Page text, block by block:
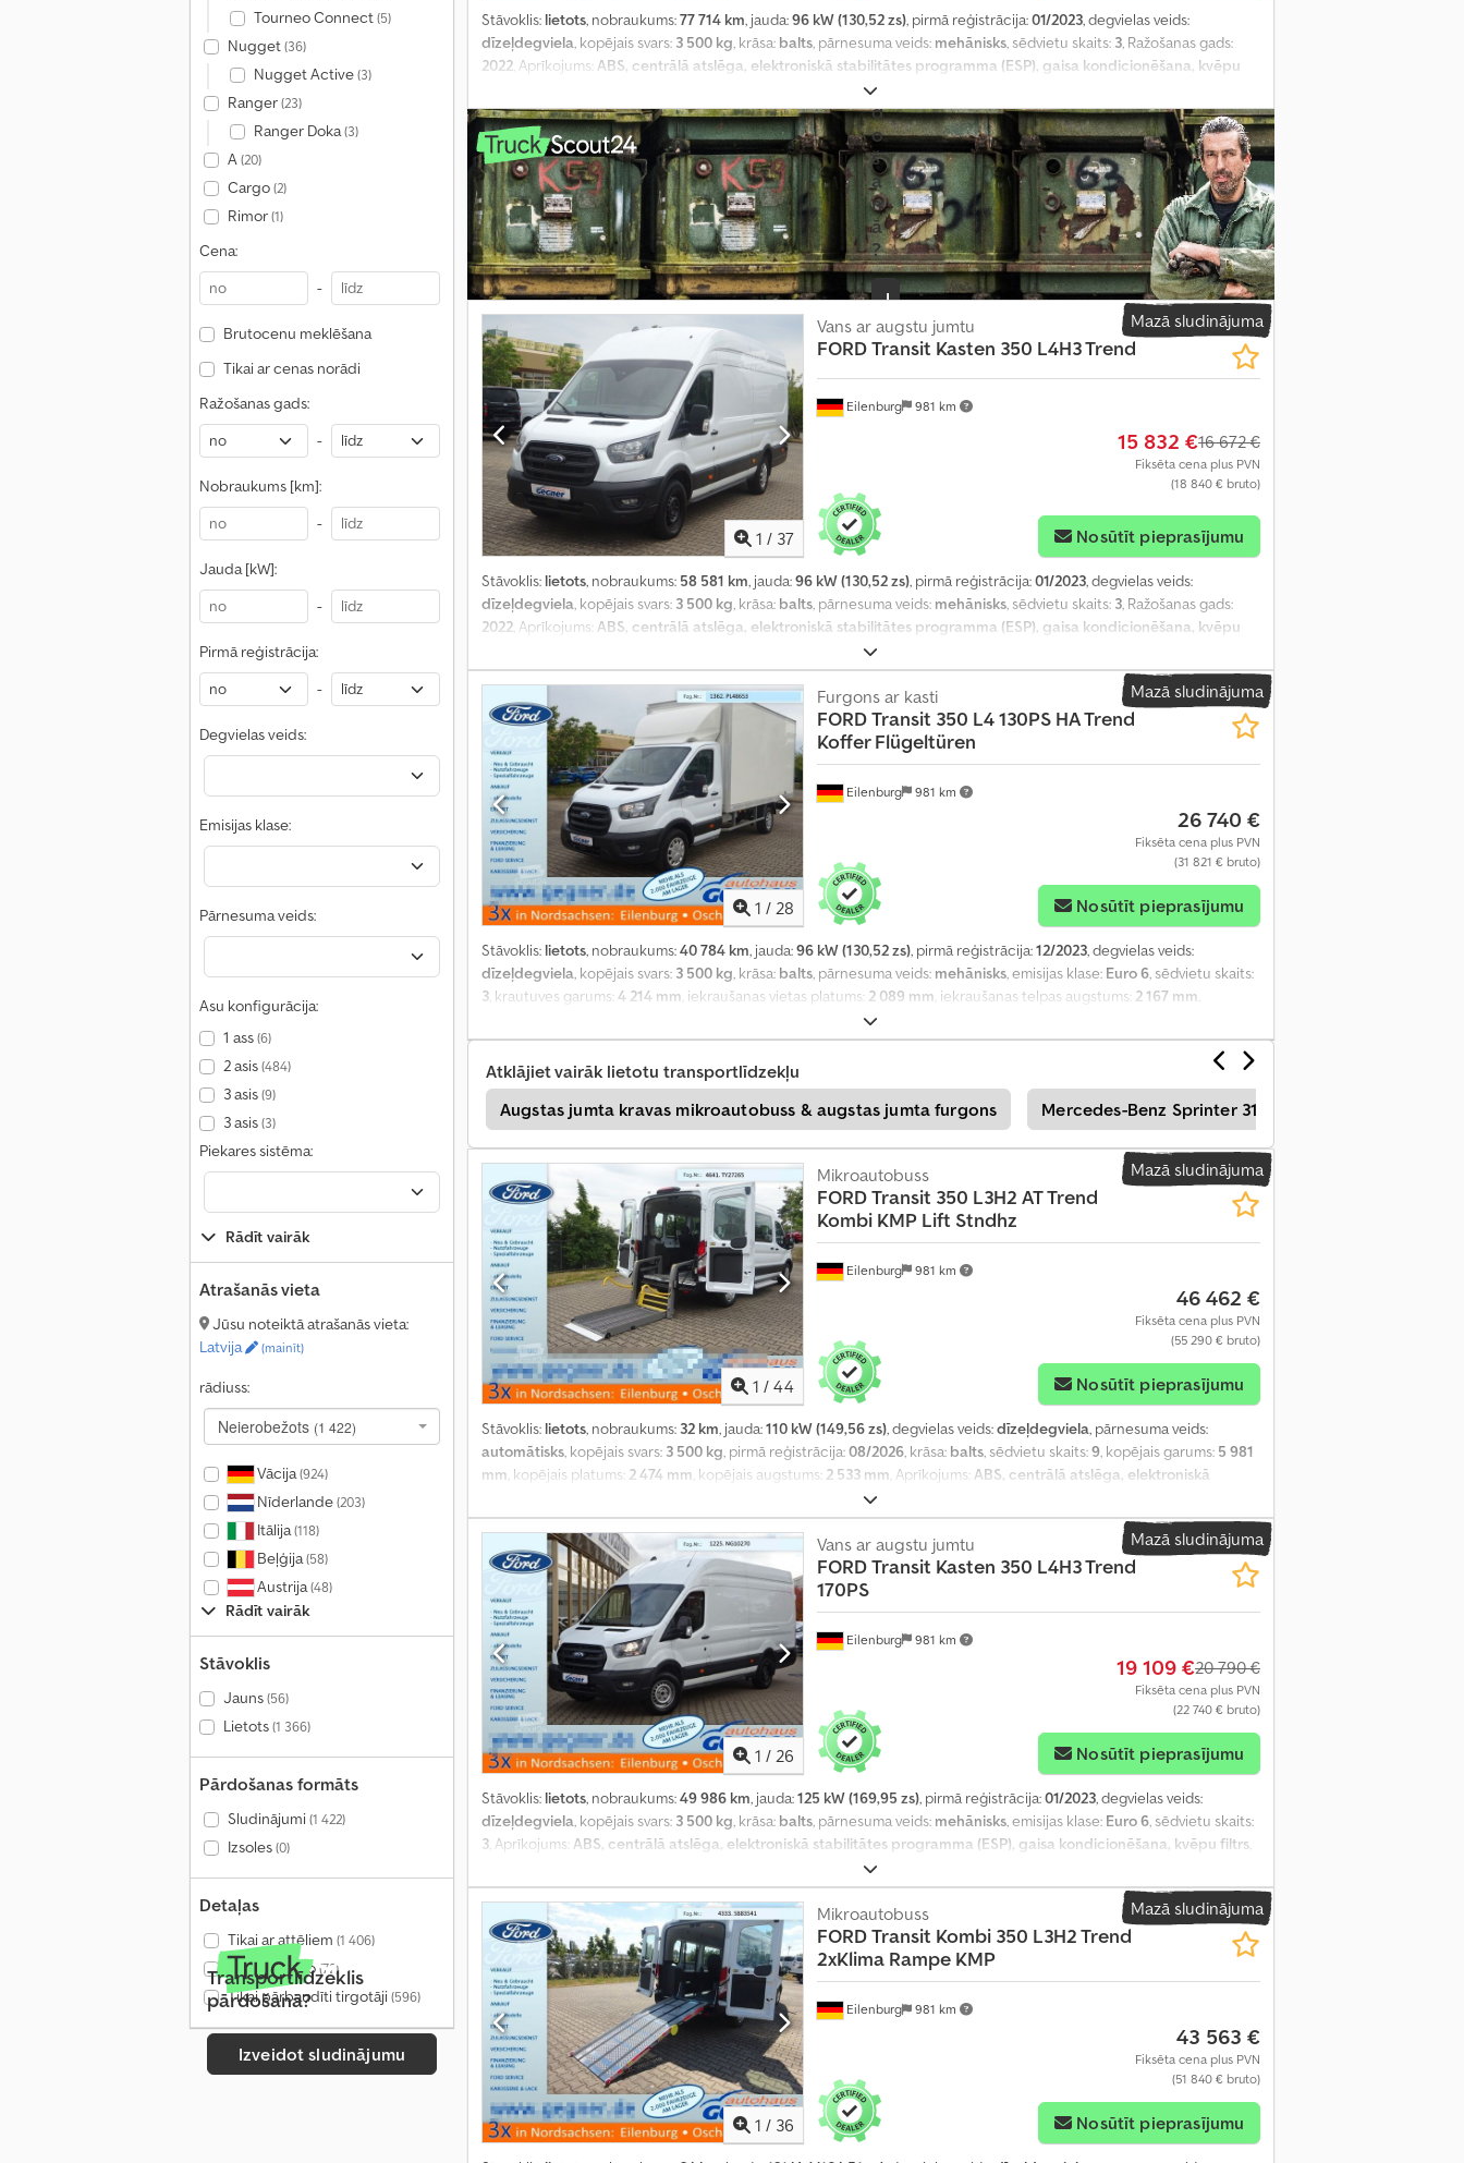
Tourneo Connect(5)
Nugget(36)
Nugget Active(3)
Ranger(23)
Ranger Doka(3)
A(20)
Cargo(2)
Rimor(1)
Cena:
-
Brutocenu meklēšana
Tikai ar cenas norādi
Ražošanas gads:
-
Nobraukums [km]:
-
Jauda [kW]:
-
Pirmā reģistrācija:
-
Degvielas veids:
Emisijas klase:
Pārnesuma veids:
Asu konfigurācija:
1 ass(6)
2 asis(484)
3 asis(9)
3 asis(3)
Piekares sistēma:
Rādīt vairāk
Atrašanās vieta
Jūsu noteiktā atrašanās vieta:
Latvija
(mainīt)
rādiuss:
Neierobežots (1 422)
Vācija(924)
Nīderlande(203)
Itālija(118)
Beļģija(58)
Austrija(48)
Rādīt vairāk
Stāvoklis
Jauns(56)
Lietots(1 366)
Pārdošanas formāts
Sludinājumi(1 422)
Izsoles(0)
Detaļas
Tikai ar attēliem (1 406)
Tikai ar video(72)
Tikai pārbaudīti tirgotāji(596)
Transportlīdzeklis
pārdošanā?
Izveidot sludinājumu
Stāvoklis: lietots, nobraukums:77 714 km, jauda:96 kW (130,52 zs), pirmā reģistrācija:01/2023, degvielas veids:
dīzeļdegviela, kopējais svars: 3 500 kg, krāsa: balts, pārnesuma veids: mehānisks, sēdvietu skaits: 3, Ražošanas gads:
2022, Aprīkojums: ABS, centrālā atslēga, elektroniskā stabilitātes programma (ESP), gaisa kondicionēšana, kvēpu
s
p
ā
r
d
o
š
a
n
ā
?
I
z
v
e
i
d
i
n
ā
j
u
m
u
Mazā sludinājuma
1 / 37
Eilenburg 981 km
Vans ar augstu jumtu
FORDTransit Kasten 350 L4H3 Trend
15 832 €16 672 €
Fiksēta cena plus PVN
(18 840 € bruto)
Nosūtīt pieprasījumu
Stāvoklis: lietots, nobraukums: 58 581 km, jauda:96 kW (130,52 zs), pirmā reģistrācija:01/2023, degvielas veids:
dīzeļdegviela , kopējais svars: 3 500 kg , krāsa: balts , pārnesuma veids: mehānisks , sēdvietu skaits: 3 , Ražošanas gads:
2022 , Aprīkojums: ABS, centrālā atslēga, elektroniskā stabilitātes programma (ESP), gaisa kondicionēšana, kvēpu
Mazā sludinājuma
1 / 28
Eilenburg 981 km
Furgons ar kasti
FORDTransit 350 L4 130PS HA Trend
Koffer Flügeltüren
26 740 €
Fiksēta cena plus PVN
(31 821 € bruto)
Nosūtīt pieprasījumu
Stāvoklis: lietots, nobraukums:40 784 km, jauda:96 kW (130,52 zs), pirmā reģistrācija:12/2023, degvielas veids:
dīzeļdegviela, kopējais svars: 3 500 kg, krāsa: balts, pārnesuma veids: mehānisks, emisijas klase: Euro 6, sēdvietu skaits:
3, krautuves garums:4 214 mm, iekraušanas vietas platums: 2 089 mm, iekraušanas telpas augstums: 2 167 mm,
ABS, centrālā atslēga, elektroniskā stabilitātes programma (ESP), gaisa
kondicionēšana, kvēpu filtrs,
Atklājiet vairāk lietotu transportlīdzekļu
Augstas jumta kravas mikroautobuss & augstas jumta furgons
Mercedes-Benz Sprinter 316 Kravas Automašīnas
Ford Tourneo Custom Vans
Mazā sludinājuma
1 / 44
Eilenburg 981 km
Mikroautobuss
FORDTransit 350 L3H2 AT Trend
Kombi KMP Lift Stndhz
46 462 €
Fiksēta cena plus PVN
(55 290 € bruto)
Nosūtīt pieprasījumu
Stāvoklis: lietots, nobraukums: 32 km, jauda:110 kW (149,56 zs), degvielas veids:dīzeļdegviela, pārnesuma veids:
automātisks, kopējais svars: 3 500 kg, pirmā reģistrācija:08/2026, krāsa: balts, sēdvietu skaits:9, kopējais garums: 5 981
mm, kopējais platums: 2 474 mm, kopējais augstums: 2 533 mm, Aprīkojums: ABS, centrālā atslēga, elektroniskā
stabilitātes programma (ESP), gaisa kondicionēšana, kvēpu filtrs, navigācijas sistēma, stāvvietas sildītājs
Mazā sludinājuma
1 / 26
Eilenburg 981 km
Vans ar augstu jumtu
FORDTransit Kasten 350 L4H3 Trend
170PS
19 109 €20 790 €
Fiksēta cena plus PVN
(22 740 € bruto)
Nosūtīt pieprasījumu
Stāvoklis: lietots, nobraukums:49 986 km, jauda:125 kW (169,95 zs), pirmā reģistrācija:01/2023, degvielas veids:
dīzeļdegviela, kopējais svars: 3 500 kg, krāsa: balts, pārnesuma veids: mehānisks, emisijas klase: Euro 6, sēdvietu skaits:
3, Aprīkojums: ABS, centrālā atslēga, elektroniskā stabilitātes programma (ESP), gaisa kondicionēšana, kvēpu filtrs,
Mazā sludinājuma
1 / 36
Eilenburg 981 km
Mikroautobuss
FORDTransit Kombi 350 L3H2 Trend
2xKlima Rampe KMP
43 563 €
Fiksēta cena plus PVN
(51 840 € bruto)
Nosūtīt pieprasījumu